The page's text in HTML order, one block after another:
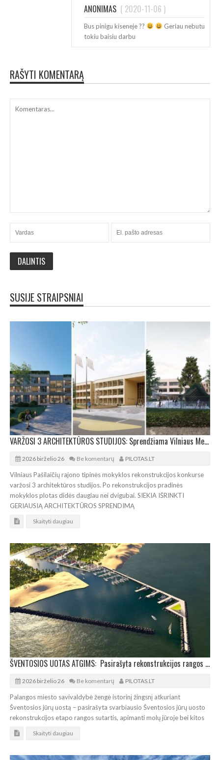
ANONIMAS ( 2020-11-06 )
Bus pinigu kiseneje ??
Geriau nebutu
tokiu baisiu darbu
RAŠYTI KOMENTARĄ
SUSIJE STRAIPSNIAI
VARŽOSI 3 ARCHITEKTŪROS STUDIJOS: Sprendžiama Vilniaus Medeinos pradinės mokyklos ateitis
2026 birželio 26 Be komentarų PILOTAS.LT
Vilniaus Pašilaičių rajono tipinės mokyklos rekonstrukcijos konkurse
varžosi 3 architektūros studijos. Po rekonstrukcijos pradinės
mokyklos plotas didės daugiau nei dvigubai. SIEKIA IŠRINKTI
GERIAUSIĄ ARCHITEKTŪROS SPRENDIMĄ
Skaityti daugiau
ŠVENTOSIOS UOTAS ATGIMS: Pasirašyta rekonstrukcijos rangos sutartis
2026 birželio 26 Be komentarų PILOTAS.LT
Palangos miesto savivaldybė žengė istorinį žingsnį atkuriant
Šventosios jūrų uostą – pasirašyta svarbiausio Šventosios jūrų uosto
rekonstrukcijos etapo rangos sutartis, apimanti molų jūroje bei kitos
Skaityti daugiau